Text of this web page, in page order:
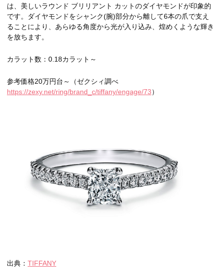
は、美しいラウンド ブリリアント カットのダイヤモンドが印象的
です。ダイヤモンドをシャンク(腕)部分から離して6本の爪で支え
ることにより、あらゆる角度から光が入り込み、煌めくような輝き
を放ちます。
カラット数：0.18カラット～
参考価格20万円台～（ゼクシィ調べ
https://zexy.net/ring/brand_c/tiffany/engage/73）
出典： TIFFANY